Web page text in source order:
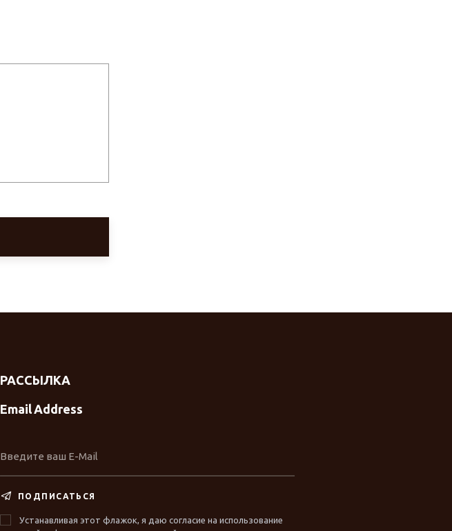
РАССЫЛКА
Email Address
ПОДПИСАТЬСЯ
Устанавливая этот флажок, я даю согласие на использование